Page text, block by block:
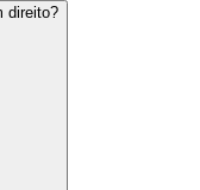
direito?